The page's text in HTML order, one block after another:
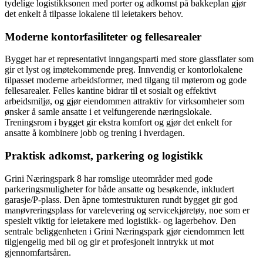
tydelige logistikksonen med porter og adkomst på bakkeplan gjør
det enkelt å tilpasse lokalene til leietakers behov.
Moderne kontorfasiliteter og fellesarealer
Bygget har et representativt inngangsparti med store glassflater som
gir et lyst og imøtekommende preg. Innvendig er kontorlokalene
tilpasset moderne arbeidsformer, med tilgang til møterom og gode
fellesarealer. Felles kantine bidrar til et sosialt og effektivt
arbeidsmiljø, og gjør eiendommen attraktiv for virksomheter som
ønsker å samle ansatte i et velfungerende næringslokale.
Treningsrom i bygget gir ekstra komfort og gjør det enkelt for
ansatte å kombinere jobb og trening i hverdagen.
Praktisk adkomst, parkering og logistikk
Grini Næringspark 8 har romslige uteområder med gode
parkeringsmuligheter for både ansatte og besøkende, inkludert
garasje/P-plass. Den åpne tomtestrukturen rundt bygget gir god
manøvreringsplass for varelevering og servicekjøretøy, noe som er
spesielt viktig for leietakere med logistikk- og lagerbehov. Den
sentrale beliggenheten i Grini Næringspark gjør eiendommen lett
tilgjengelig med bil og gir et profesjonelt inntrykk ut mot
gjennomfartsåren.